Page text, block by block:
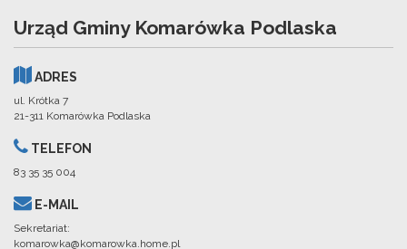
Urząd Gminy Komarówka Podlaska
ADRES
ul. Krótka 7
21-311 Komarówka Podlaska
TELEFON
83 35 35 004
E-MAIL
Sekretariat:
komarowka@komarowka.home.pl